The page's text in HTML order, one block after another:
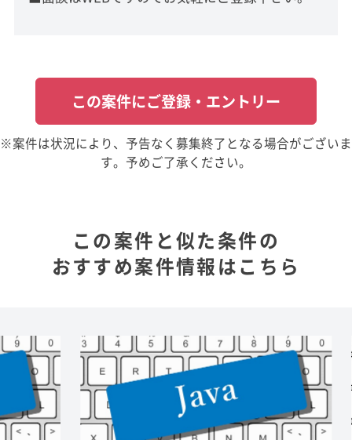
この案件にご登録・エントリー
※案件は状況により、予告なく募集終了となる場合がございま
す。予めご了承ください。
この案件と似た条件の
おすすめ案件情報はこちら